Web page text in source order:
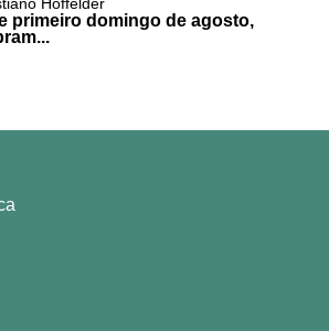
Hoffelder
primeiro domingo de agosto,